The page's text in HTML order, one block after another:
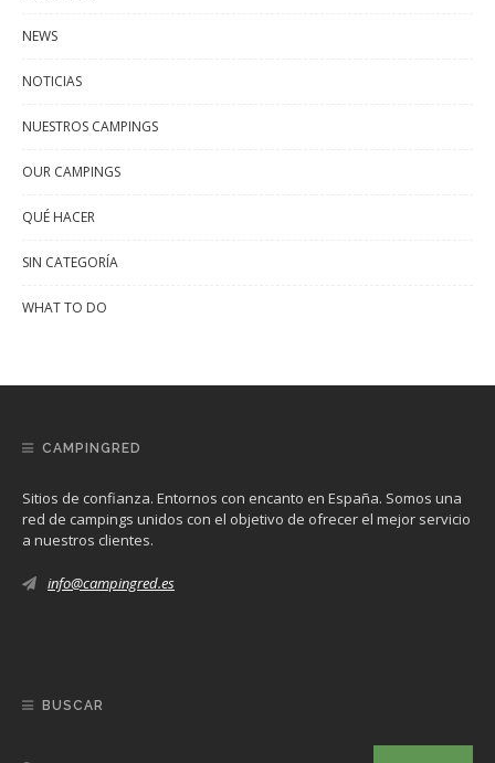
NEWS
NOTICIAS
NUESTROS CAMPINGS
OUR CAMPINGS
QUÉ HACER
SIN CATEGORÍA
WHAT TO DO
CAMPINGRED
Sitios de confianza. Entornos con encanto en España. Somos una
red de campings unidos con el objetivo de ofrecer el mejor servicio
a nuestros clientes.
info@campingred.es
BUSCAR